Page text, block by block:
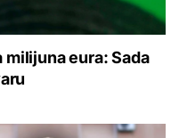
eura: Sada